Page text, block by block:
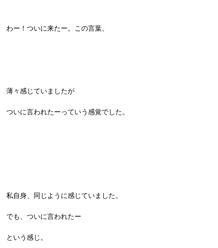
わー！ついに来たー。この言葉。
薄々感じていましたが
ついに言われたーっていう感覚でした。
私自身、同じように感じていました。
でも、ついに言われたー
という感じ。